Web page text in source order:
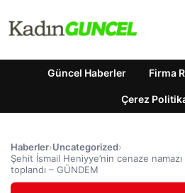
Güncel Haberler Firma
Çerez
Haberler›Uncategorized›
Şehit İsmail Heniyye’nin cenaze
toplandı – GÜNDEM